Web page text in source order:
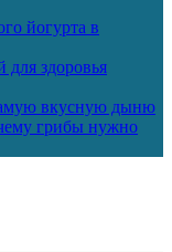
йогурта в
для здоровья
вкусную дыню
грибы нужно